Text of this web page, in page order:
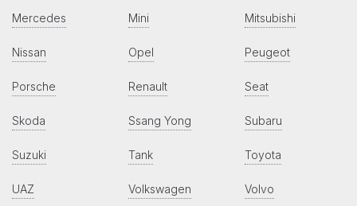
Mercedes Mini Mitsubishi
Nissan Opel Peugeot
Porsche Renault Seat
Skoda Ssang Yong Subaru
Suzuki Tank Toyota
UAZ Volkswagen Volvo